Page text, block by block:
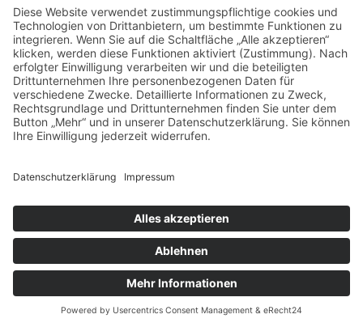
vorpommerncloud ist eine Marke der:
msisdesign. GmbH & Co. KGAlte Dorfstraße 19 a
17392 BoldekowDeutschland
Jetzt mehr erfahren:
Wir bieten flexible, sichere und zukunftsfähige IT-